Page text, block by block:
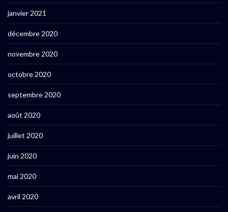
janvier 2021
décembre 2020
novembre 2020
octobre 2020
septembre 2020
août 2020
juillet 2020
juin 2020
mai 2020
avril 2020